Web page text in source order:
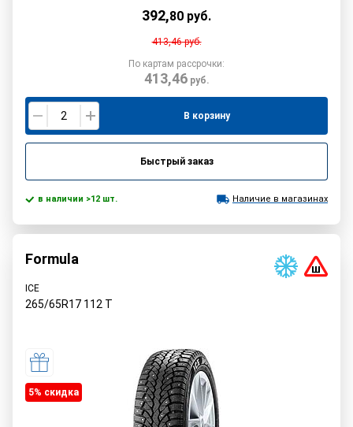
392,80 руб.
413,46руб.
По картам рассрочки:
413,46руб.
В корзину
Быстрый заказ
в наличии >12 шт. Наличие в магазинах
Formula
ICE
265/65R17 112 T
5% cкидка